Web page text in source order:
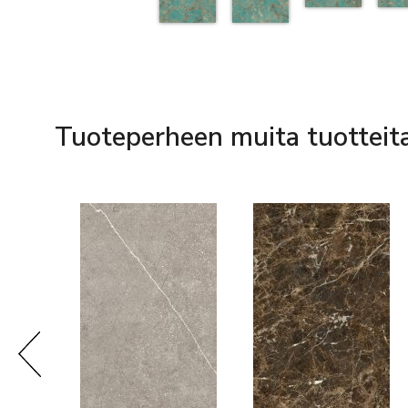
Tuoteperheen muita